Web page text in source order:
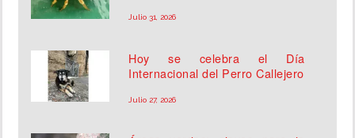
Julio 31, 2026
Hoy se celebra el Día
Internacional del Perro Callejero
Julio 27, 2026